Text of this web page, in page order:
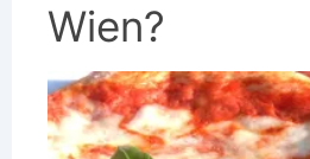
Wien?